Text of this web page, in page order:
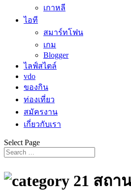
เกาหลี
ไอที
สมาร์ทโฟน
เกม
Blogger
ไลฟ์สไตล์
vdo
ของกิน
ท่องเที่ยว
สมัครงาน
เกี่ยวกับเรา
Select Page
21 สถา